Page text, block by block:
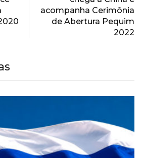
acompanha Cerimônia
de Abertura Pequim
2022